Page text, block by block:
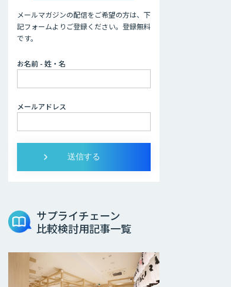
月額 500,000円〜
1,000,000円〜
お問合わせください
「Third AI レコメンドア
イ」の
メールマガジンの配信をご希望の方は、下
記フォームよりご登録ください。登録無料
です。
お名前 - 姓・名
メールアドレス
サプライチェーン
比較検討用記事一覧